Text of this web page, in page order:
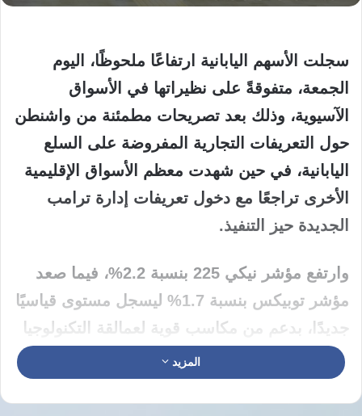
سجلت الأسهم اليابانية ارتفاعًا ملحوظًا، اليوم
الجمعة، متفوقةً على نظيراتها في الأسواق
الآسيوية، وذلك بعد تصريحات مطمئنة من واشنطن
حول التعريفات التجارية المفروضة على السلع
اليابانية، في حين شهدت معظم الأسواق الإقليمية
الأخرى تراجعًا مع دخول تعريفات إدارة ترامب
الجديدة حيز التنفيذ.
وارتفع مؤشر نيكي 225 بنسبة 2.2%
، فيما صعد
مؤشر توبيكس بنسبة 1.7%
ليسجل مستوى قياسيًا
جديدًا، بدعم من مكاسب قوية لعمالقة التكنولوجيا
مثل
، إلى جانب صعود أسهم
تويوتا موتوربنسبة 3.8%.
المزيد